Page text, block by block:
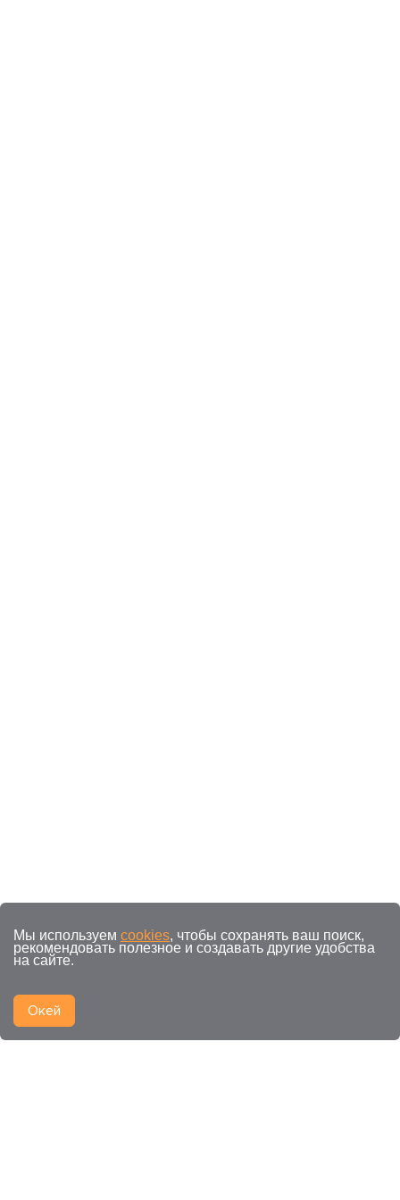
Мы используем cookies, чтобы сохранять ваш поиск,
рекомендовать полезное и создавать другие удобства
на сайте.
Окей